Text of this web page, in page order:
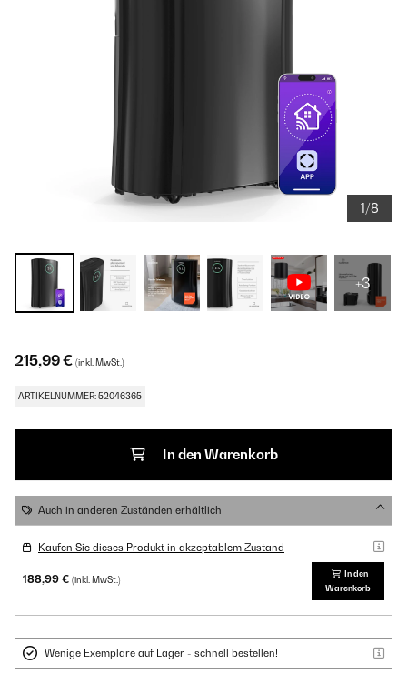
1/8
+3
215,99 € (inkl. MwSt.)
ARTIKELNUMMER: 52046365
In den Warenkorb
Auch in anderen Zuständen erhältlich
Kaufen Sie dieses Produkt in akzeptablem Zustand
188,99 € (inkl. MwSt.)
In den
Warenkorb
Wenige Exemplare auf Lager - schnell bestellen!